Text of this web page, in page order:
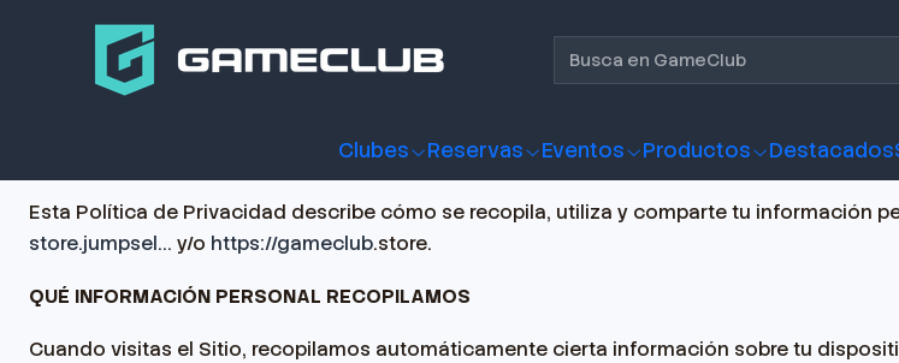
Clubes Reservas Eventos Productos Destacados
Política de privacidad
Política de privacidad
Esta Política de Privacidad describe cómo se recopila, utiliza y comparte tu información
store.jumpsel... y/o https://gameclub.store.
QUÉ INFORMACIÓN PERSONAL RECOPILAMOS
Cuando visitas el Sitio, recopilamos automáticamente cierta información sobre tu